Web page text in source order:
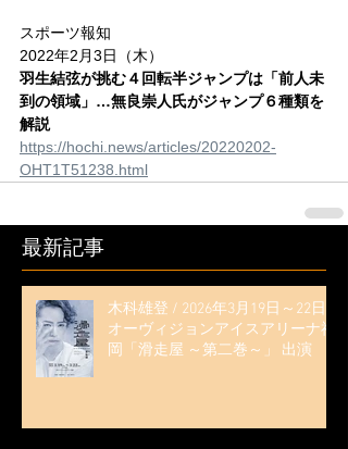
スポーツ報知
2022年2月3日（木）
羽生結弦が挑む４回転半ジャンプは「前人未
到の領域」…無良崇人氏がジャンプ６種類を
解説
https://hochi.news/articles/20220202-
OHT1T51238.html
最新記事
木科雄登 / 2026年3月19日～22日
オーヴィジョンアイスアリーナ福
岡「滑走屋 ～第二巻～」 出演